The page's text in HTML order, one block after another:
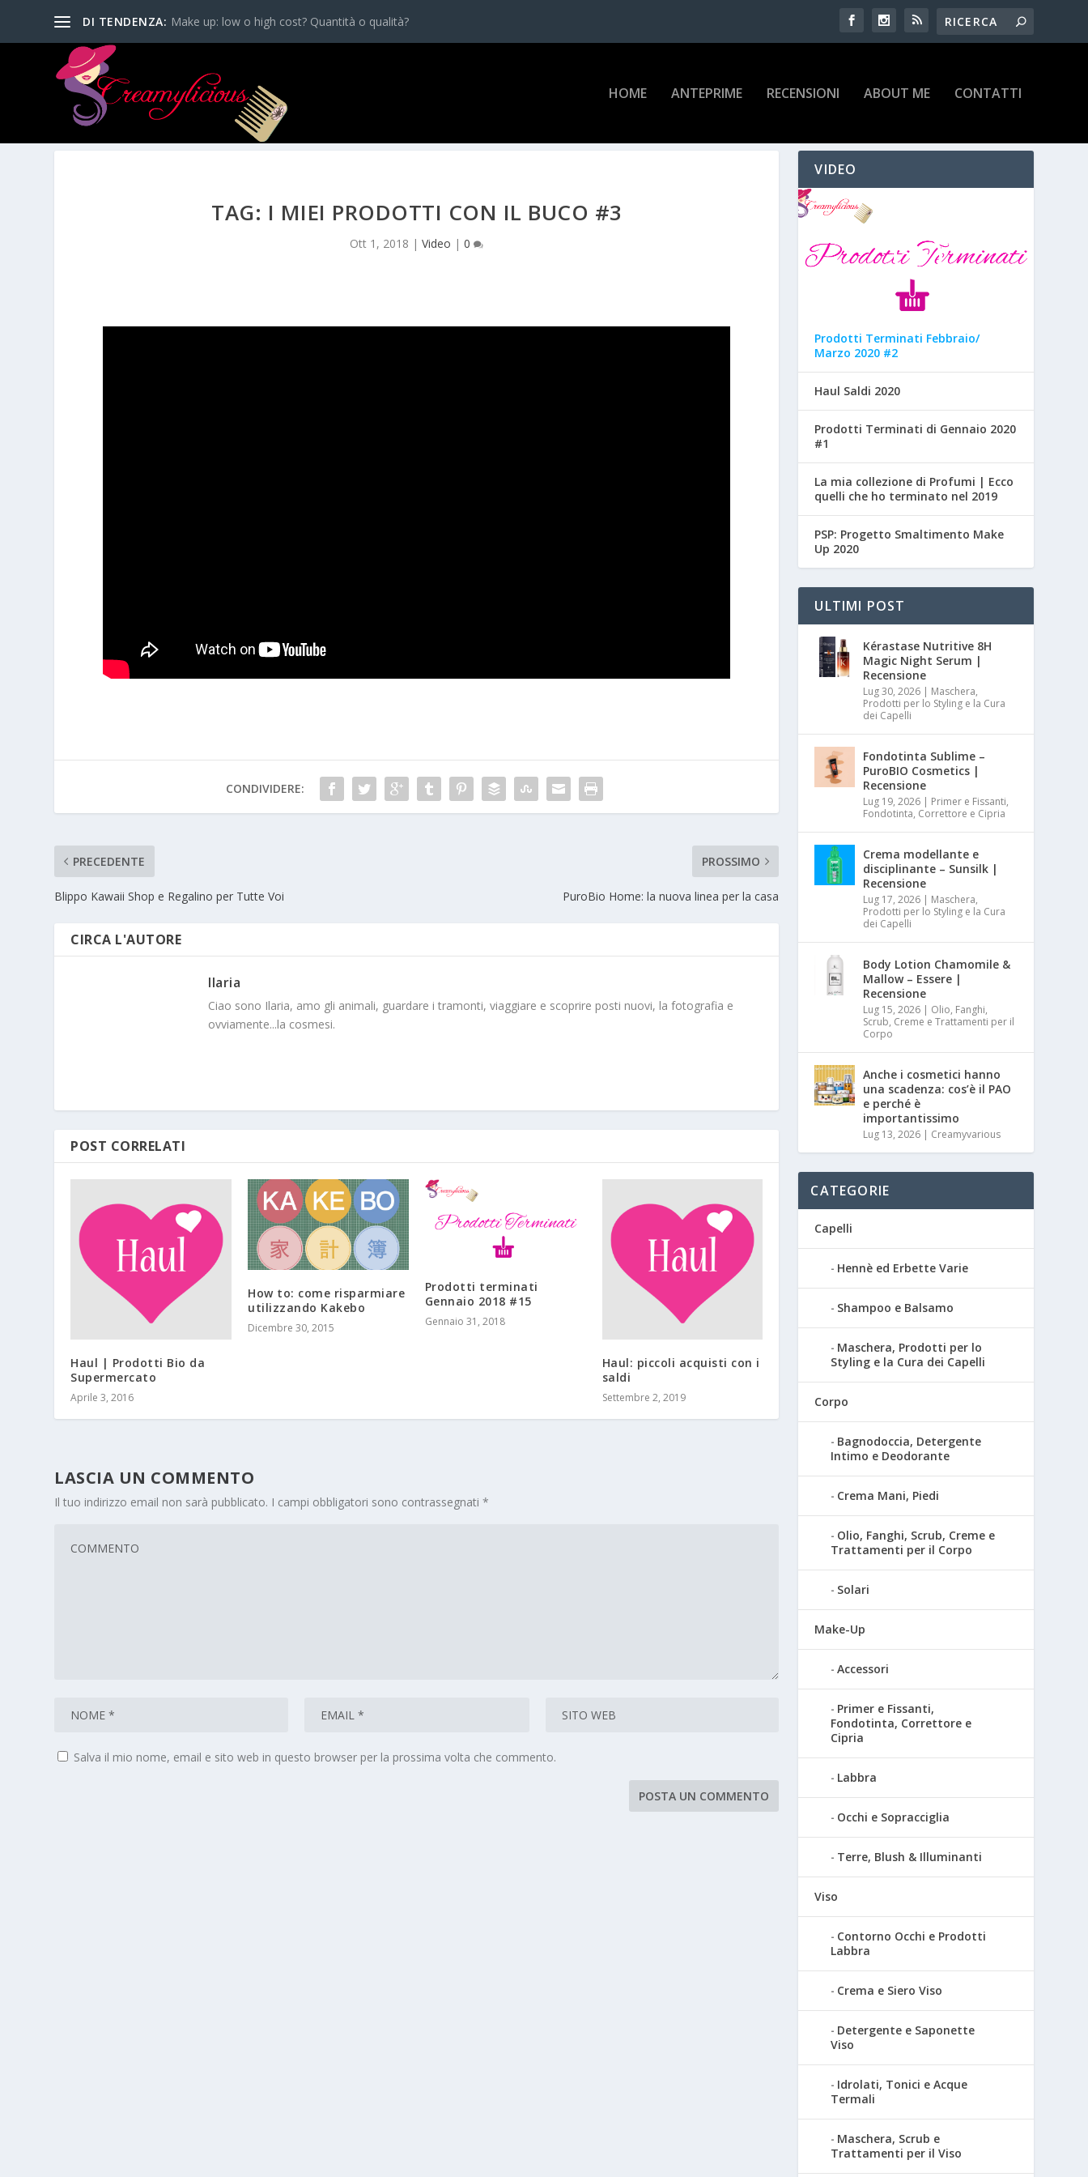
DI TENDENZA: Make up: low o high cost? Quantità o qualità?
HOME ANTEPRIME RECENSIONI ABOUT ME CONTATTI
TAG: I MIEI PRODOTTI CON IL BUCO #3
Ott 1, 2018 |Video |0
CONDIVIDERE:
PRECEDENTE
Blippo Kawaii Shop e Regalino per Tutte Voi
PROSSIMO
PuroBio Home: la nuova linea per la casa
CIRCA L'AUTORE
Ilaria
Ciao sono Ilaria, amo gli animali, guardare i tramonti, viaggiare e scoprire posti nuovi, la fotografia e
ovviamente...la cosmesi.
POST CORRELATI
Haul | Prodotti Bio da
Supermercato
Aprile 3, 2016
How to: come risparmiare
utilizzando Kakebo
Dicembre 30, 2015
Prodotti terminati
Gennaio 2018 #15
Gennaio 31, 2018
Haul: piccoli acquisti con i
saldi
Settembre 2, 2019
LASCIA UN COMMENTO
Il tuo indirizzo email non sarà pubblicato. I campi obbligatori sono contrassegnati*
Salva il mio nome, email e sito web in questo browser per la prossima volta che commento.
VIDEO
Prodotti Terminati Febbraio/
Marzo 2020 #2
Haul Saldi 2020
Prodotti Terminati di Gennaio 2020
#1
La mia collezione di Profumi | Ecco
quelli che ho terminato nel 2019
PSP: Progetto Smaltimento Make
Up 2020
ULTIMI POST
Kérastase Nutritive 8H
Magic Night Serum |
Recensione
Lug 30, 2026 | Maschera,
Prodotti per lo Styling e la Cura
dei Capelli
Fondotinta Sublime –
PuroBIO Cosmetics |
Recensione
Lug 19, 2026 | Primer e Fissanti,
Fondotinta, Correttore e Cipria
Crema modellante e
disciplinante – Sunsilk |
Recensione
Lug 17, 2026 | Maschera,
Prodotti per lo Styling e la Cura
dei Capelli
Body Lotion Chamomile &
Mallow – Essere |
Recensione
Lug 15, 2026 | Olio, Fanghi,
Scrub, Creme e Trattamenti per il
Corpo
Anche i cosmetici hanno
una scadenza: cos’è il PAO
e perché è
importantissimo
Lug 13, 2026 | Creamyvarious
CATEGORIE
Capelli
Hennè ed Erbette Varie
Shampoo e Balsamo
Maschera, Prodotti per lo
Styling e la Cura dei Capelli
Corpo
Bagnodoccia, Detergente
Intimo e Deodorante
Crema Mani, Piedi
Olio, Fanghi, Scrub, Creme e
Trattamenti per il Corpo
Solari
Make-Up
Accessori
Primer e Fissanti,
Fondotinta, Correttore e
Cipria
Labbra
Occhi e Sopracciglia
Terre, Blush & Illuminanti
Viso
Contorno Occhi e Prodotti
Labbra
Crema e Siero Viso
Detergente e Saponette
Viso
Idrolati, Tonici e Acque
Termali
Maschera, Scrub e
Trattamenti per il Viso